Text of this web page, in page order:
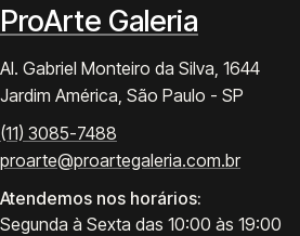
ProArte Galeria
Al. Gabriel Monteiro da Silva, 1644
Jardim América, São Paulo - SP
(11) 3085-7488
proarte@proartegaleria.com.br
Atendemos nos horários:
Segunda à Sexta das 10:00 às 19:00